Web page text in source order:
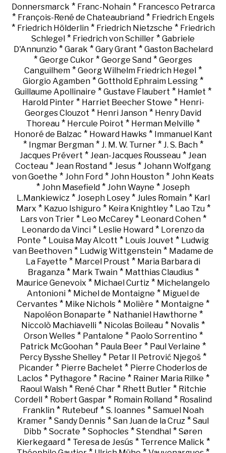
Donnersmarck * Franc-Nohain* Francesco Petrarca
* François-René de Chateaubriand* Friedrich Engels
* Friedrich Hölderlin* Friedrich Nietzsche * Friedrich
Schlegel * Friedrich von Schiller * Gabriele
D'Annunzio * Garak * Gary Grant * Gaston Bachelard
* George Cukor * George Sand * Georges
Canguilhem * Georg Wilhelm Friedrich Hegel *
Giorgio Agamben * Gotthold Ephraim Lessing *
Guillaume Apollinaire * Gustave Flaubert * Hamlet *
Harold Pinter* Harriet Beecher Stowe * Henri-
Georges Clouzot * Henri Janson * Henry David
Thoreau * Hercule Poirot * Herman Melville *
Honoré de Balzac * Howard Hawks* Immanuel Kant
* Ingmar Bergman* J. M. W. Turner* J. S. Bach*
Jacques Prévert * Jean-Jacques Rousseau * Jean
Cocteau * Jean Rostand * Jesus * Johann Wolfgang
von Goethe * John Ford * John Houston * John Keats
* John Masefield * John Wayne * Joseph
L.Mankiewicz* Joseph Losey* Jules Romain* Karl
Marx * Kazuo Ishiguro * Keira Knightley* Lao Tzu*
Lars von Trier* Leo McCarey* Leonard Cohen*
Leonardo da Vinci * Leslie Howard * Lorenzo da
Ponte * Louisa May Alcott * Louis Jouvet * Ludwig
van Beethoven * Ludwig Wittgenstein * Madame de
La Fayette * Marcel Proust * Maria Barbara di
Braganza* Mark Twain* Matthias Claudius*
Maurice Genevoix * Michael Curtiz * Michelangelo
Antonioni* Michel de Montaigne * Miguel de
Cervantes * Mike Nichols * Molière * Montaigne *
Napoléon Bonaparte * Nathaniel Hawthorne *
Niccolò Machiavelli * Nicolas Boileau * Novalis *
Orson Welles* Pantalone * Paolo Sorrentino *
Patrick McGoohan * Paula Beer * Paul Verlaine *
Percy Bysshe Shelley * Petar II Petrović Njegoš *
Picander * Pierre Bachelet * Pierre Choderlos de
Laclos* Pythagore * Racine * Rainer Maria Rilke *
Raoul Walsh* René Char* Rhett Butler* Ritchie
Cordell * Robert Gaspar* Romain Rolland* Rosalind
Franklin* Rutebeuf* S. Ioannes* Samuel Noah
Kramer * Sandy Dennis * San Juan de la Cruz * Saul
Dibb * Socrate * Sophocles * Stendhal * Søren
Kierkegaard* Teresa de Jesús* Terrence Malick *